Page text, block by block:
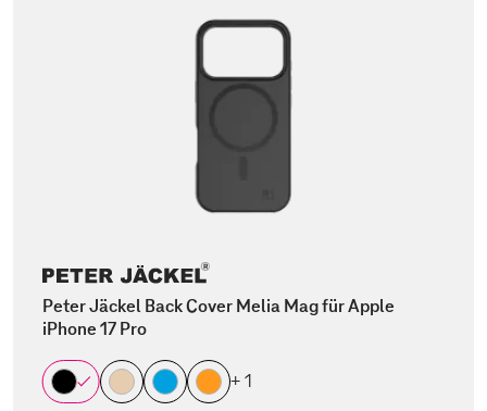
Peter Jäckel Back Cover Melia Mag für Apple
iPhone 17 Pro
+ 1